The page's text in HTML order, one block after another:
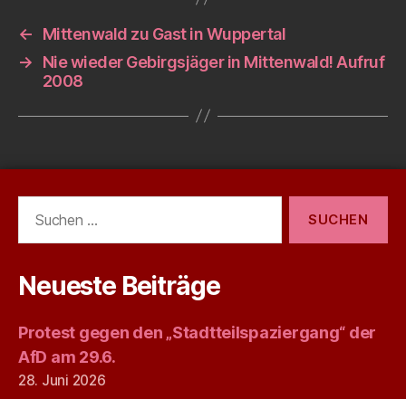
←
Mittenwald zu Gast in Wuppertal
→
Nie wieder Gebirgsjäger in Mittenwald! Aufruf
2008
nach:
Neueste Beiträge
Protest gegen den „Stadtteilspaziergang“ der
AfD am 29.6.
28. Juni 2026